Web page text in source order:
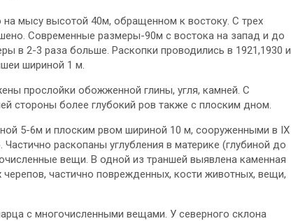
на мысу высотой 40м, обращенном к востоку. С трех
Современные размеры-90м с востока на запад и до
в 2-3 раза больше. Раскопки проводились в 1921,1930 и
шириной 1 м.
прослойки обожженной глины, угля, камней. С
стороны более глубокий ров также с плоским дном.
5-6м и плоским рвом шириной 10 м, сооруженными в IX
раскопаны углубления в материке (глубиной до
вещи. В одной из траншей выявлена каменная
частично поврежденных, кости животных, вещи,
с многочисленными вещами. У северного склона